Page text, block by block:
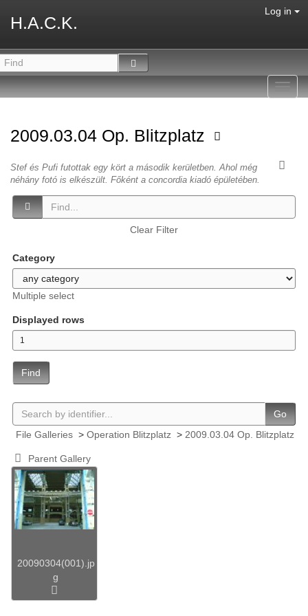
H.A.C.K.
Log in
2009.03.04 Op. Blitzplatz
Stef és Pufi futottak egy kört a második kerületben. Ahol még
néhány fotó is elkészült. Főként a concordia kiadó épületében.
Clear Filter
Category
Multiple select
Displayed rows
Find
Go
File Galleries > Operation Blitzplatz > 2009.03.04 Op. Blitzplatz
Parent Gallery
20090304(001).jp
g